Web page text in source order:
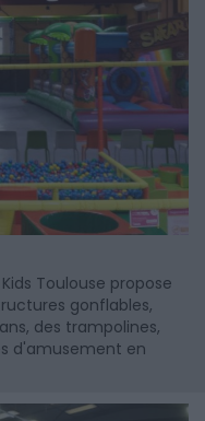
Toulouse propose
gonflables,
des trampolines,
d'amusement en